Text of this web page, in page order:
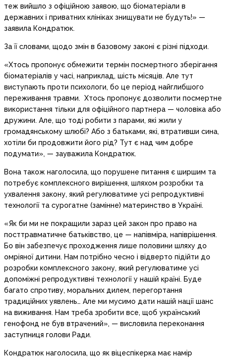
теж вийшло з офіційною заявою, що біоматеріали в
державних і приватних клініках знищувати не будуть!» —
заявила Кондратюк.
За її словами, щодо змін в базовому законі є різні підходи.
«Хтось пропонує обмежити термін посмертного зберігання
біоматеріалів у часі, наприклад, шість місяців. Але тут
виступають проти психологи, бо це період найглибшого
переживання травми. Хтось пропонує дозволити посмертне
використання тільки для офіційного партнера — чоловіка або
дружини. Але, що тоді робити з парами, які жили у
громадянському шлюбі? Або з батьками, які, втративши сина,
хотіли би продовжити його рід? Тут є над чим добре
подумати», — зауважила Кондратюк.
Вона також наголосила, що порушене питання є ширшим та
потребує комплексного вирішення, шляхом розробки та
ухвалення закону, який регулюватиме усі репродуктивні
технології та сурогатне (замінне) материнство в Україні.
«Як би ми не покращили зараз цей закон про право на
посттравматичне батьківство, це — напівміра, напіврішення.
Бо він забезпечує проходження лише половини шляху до
омріяної дитини. Нам потрібно чесно і відверто підійти до
розробки комплексного закону, який регулюватиме усі
допоміжні репродуктивні технології у нашій країні. Буде
багато спротиву, моральних дилем, перегортання
традиційних уявлень… Але ми мусимо дати нашій нації шанс
на виживання. Нам треба зробити все, щоб український
генофонд не був втрачений», — висловила переконання
заступниця голови Ради.
Кондратюк наголосила, що як віцеспікерка має намір